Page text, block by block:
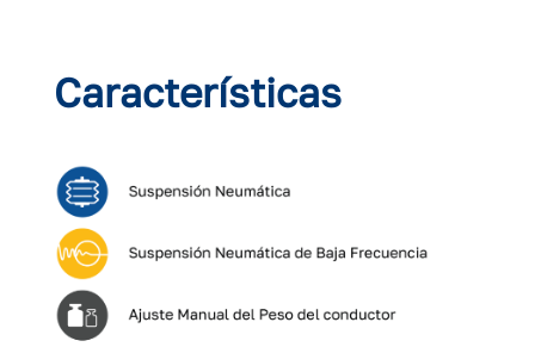
Características